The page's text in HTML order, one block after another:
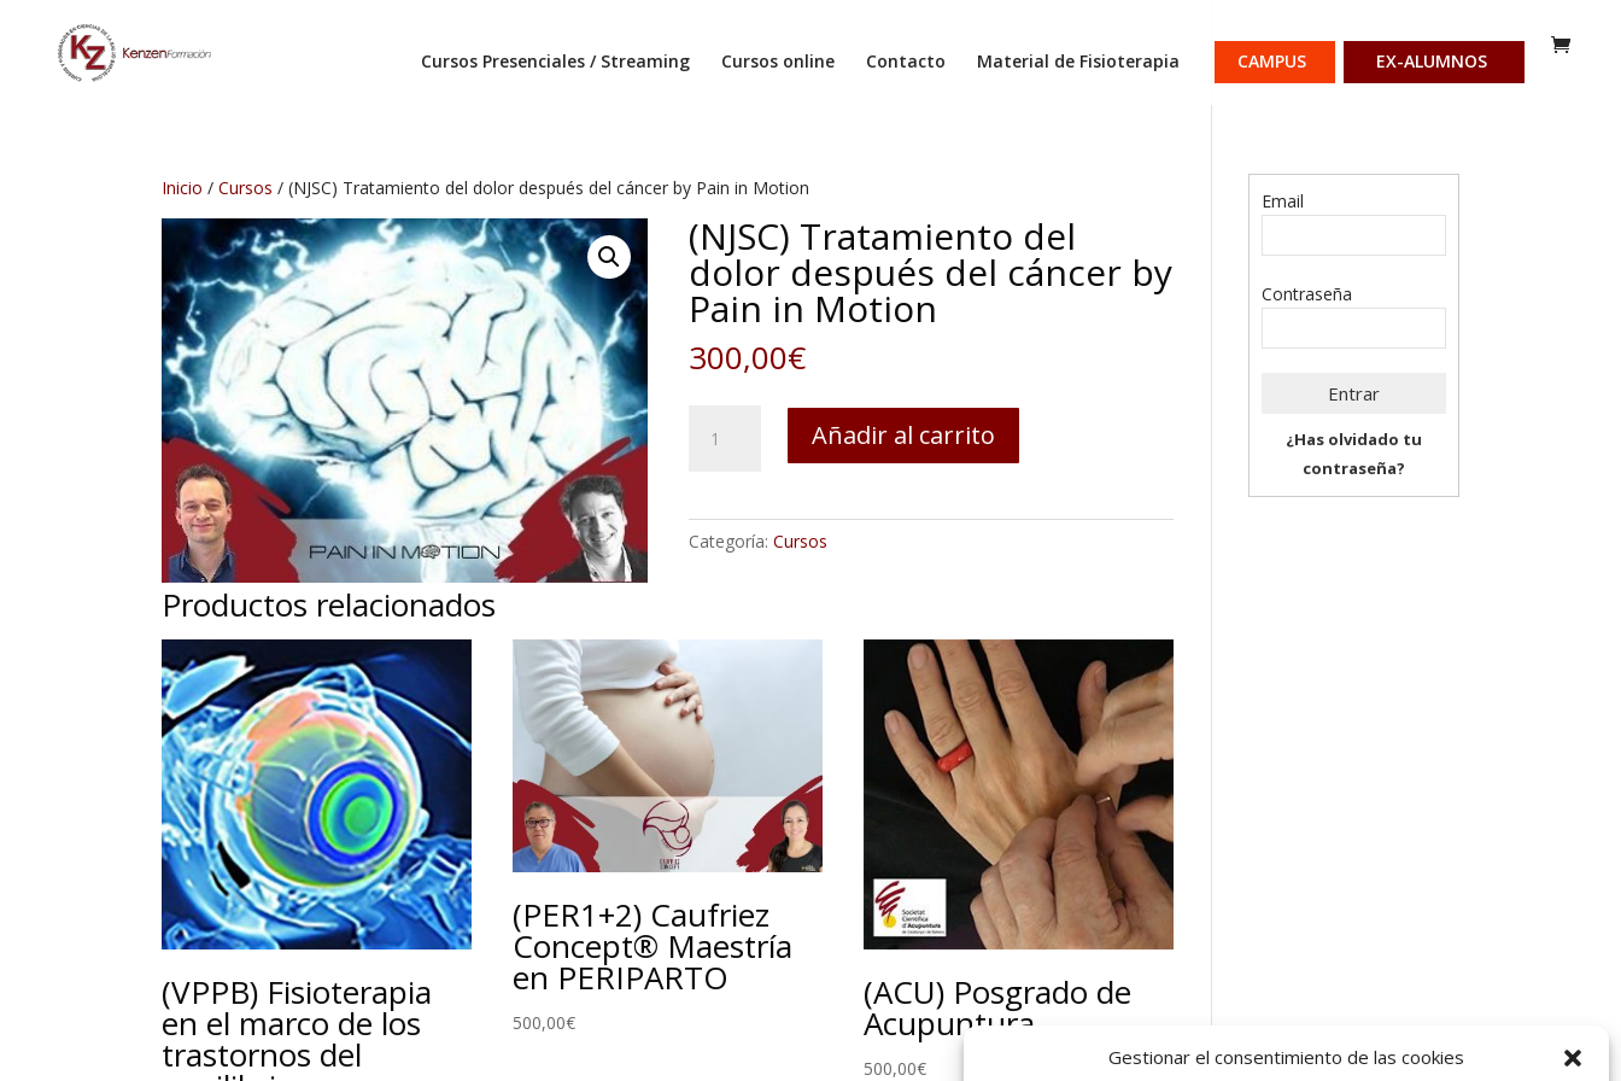
Gestionar el consentimiento de las cookies
Cursos Presenciales / Streaming Cursos online Contacto Material de Fisioterapia CAMPUS EX-ALUMNOS
Inicio /Cursos / (NJSC) Tratamiento del dolor después del cáncer by Pain in Motion
(NJSC) Tratamiento del
dolor después del cáncer by
Pain in Motion
300,00€
Tratamiento
in
Motion
cantidad
Añadir al carrito
Categoría: Cursos
Productos relacionados
(VPPB) Fisioterapia
en el marco de los
trastornos del
(PER1+2) Caufriez
Concept® Maestría
en PERIPARTO
500,00€
(ACU) Posgrado de
Acupuntura
500,00€
Email
Contraseña
¿Has olvidado tu
contraseña?